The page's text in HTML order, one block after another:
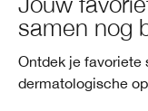
samen nog
Ontdek je favoriete
dermatologische